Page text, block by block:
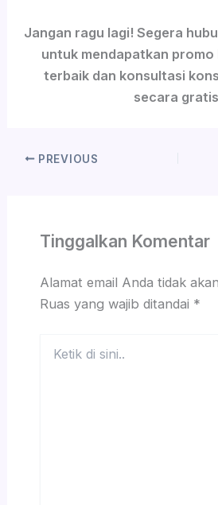
Jangan ragu lagi! Segera
untuk mendapatkan
terbaik dan konsultasi
secara
PREVIOUS
Tinggalkan Komentar
Alamat email Anda tidak
Ruas yang wajib ditandai *